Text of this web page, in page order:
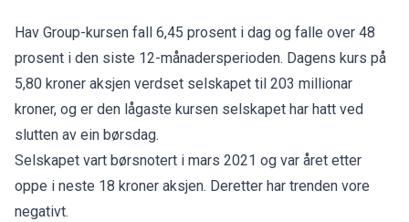
Hav Group-kursen fall 6,45 prosent i dag og falle over 48
prosent i den siste 12-månadersperioden. Dagens kurs på
5,80 kroner aksjen verdset selskapet til 203 millionar
kroner, og er den lågaste kursen selskapet har hatt ved
slutten av ein børsdag.
Selskapet vart børsnotert i mars 2021 og var året etter
oppe i neste 18 kroner aksjen. Deretter har trenden vore
negativt.